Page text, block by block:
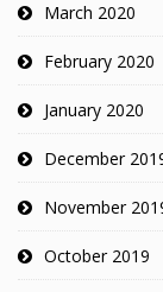
March 2020
February 2020
January 2020
December
November
October 2019